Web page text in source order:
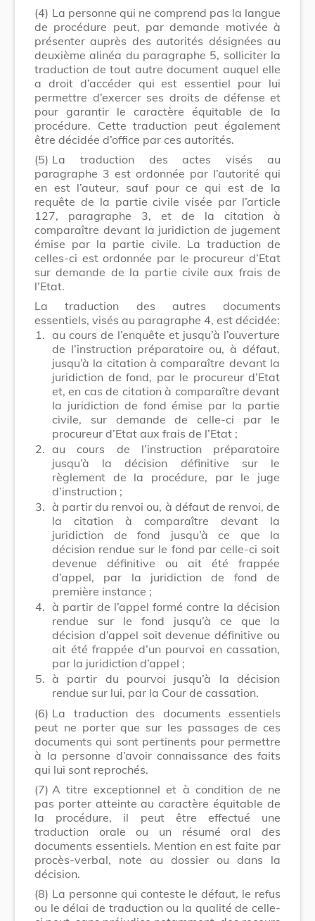
(4) La personne qui ne comprend pas la langue
de procédure peut, par demande motivée à
présenter auprès des autorités désignées au
deuxième alinéa du paragraphe 5, solliciter la
traduction de tout autre document auquel elle
a droit d’accéder qui est essentiel pour lui
permettre d’exercer ses droits de défense et
pour garantir le caractère équitable de la
procédure. Cette traduction peut également
être décidée d’office par ces autorités.
(5) La traduction des actes visés au
paragraphe 3 est ordonnée par l’autorité qui
en est l’auteur, sauf pour ce qui est de la
requête de la partie civile visée par l’article
127, paragraphe 3, et de la citation à
comparaître devant la juridiction de jugement
émise par la partie civile. La traduction de
celles-ci est ordonnée par le procureur d’Etat
sur demande de la partie civile aux frais de
l’Etat.
La traduction des autres documents
essentiels, visés au paragraphe 4, est décidée:
1. au cours de l’enquête et jusqu’à l’ouverture
de l’instruction préparatoire ou, à défaut,
jusqu’à la citation à comparaître devant la
juridiction de fond, par le procureur d’Etat
et, en cas de citation à comparaître devant
la juridiction de fond émise par la partie
civile, sur demande de celle-ci par le
procureur d’Etat aux frais de l’Etat ;
2. au cours de l’instruction préparatoire
jusqu’à la décision définitive sur le
règlement de la procédure, par le juge
d’instruction ;
3. à partir du renvoi ou, à défaut de renvoi, de
la citation à comparaître devant la
juridiction de fond jusqu’à ce que la
décision rendue sur le fond par celle-ci soit
devenue définitive ou ait été frappée
d’appel, par la juridiction de fond de
première instance ;
4. à partir de l’appel formé contre la décision
rendue sur le fond jusqu’à ce que la
décision d’appel soit devenue définitive ou
ait été frappée d’un pourvoi en cassation,
par la juridiction d’appel ;
5. à partir du pourvoi jusqu’à la décision
rendue sur lui, par la Cour de cassation.
(6) La traduction des documents essentiels
peut ne porter que sur les passages de ces
documents qui sont pertinents pour permettre
à la personne d’avoir connaissance des faits
qui lui sont reprochés.
(7) A titre exceptionnel et à condition de ne
pas porter atteinte au caractère équitable de
la procédure, il peut être effectué une
traduction orale ou un résumé oral des
documents essentiels. Mention en est faite par
procès-verbal, note au dossier ou dans la
décision.
(8) La personne qui conteste le défaut, le refus
ou le délai de traduction ou la qualité de celle-